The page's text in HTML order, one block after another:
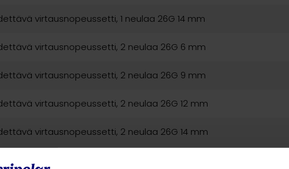
virtausnopeussetti, 1 neulaa 26G 14 mm
virtausnopeussetti, 2 neulaa 26G 6 mm
virtausnopeussetti, 2 neulaa 26G 9 mm
virtausnopeussetti, 2 neulaa 26G 12 mm
virtausnopeussetti, 2 neulaa 26G 14 mm